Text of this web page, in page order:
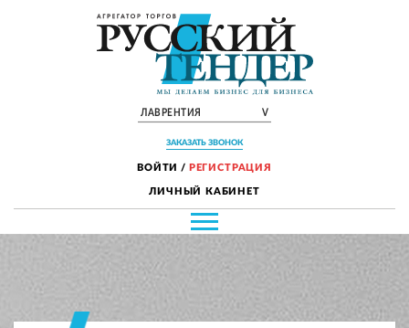
ЛАВРЕНТИЯ V
ЗАКАЗАТЬ ЗВОНОК
ВОЙТИ / РЕГИСТРАЦИЯ
ЛИЧНЫЙ КАБИНЕТ